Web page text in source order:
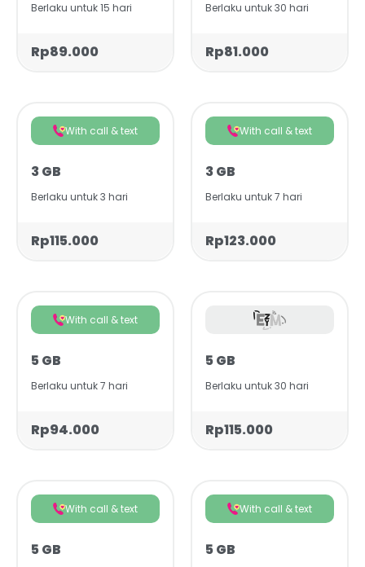
Berlaku untuk 15 hari
Rp89.000
Berlaku untuk 30 hari
Rp81.000
With call & text
3 GB
Berlaku untuk 3 hari
Rp115.000
With call & text
3 GB
Berlaku untuk 7 hari
Rp123.000
With call & text
5 GB
Berlaku untuk 7 hari
Rp94.000
5 GB
Berlaku untuk 30 hari
Rp115.000
With call & text
5 GB
With call & text
5 GB